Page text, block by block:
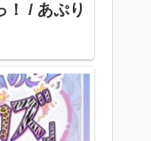
！ / あぷり